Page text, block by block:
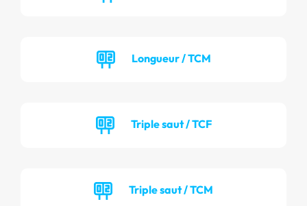
Longueur / TCM
Triple saut / TCF
Triple saut / TCM